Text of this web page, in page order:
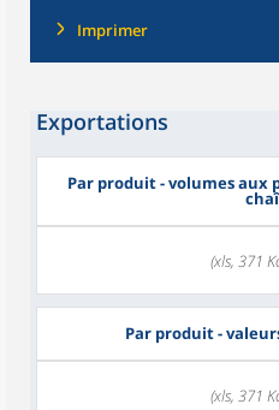
Imprimer
Exportations
Par produit - volumes aux
(xls, 371
Par produit -
(xls, 371